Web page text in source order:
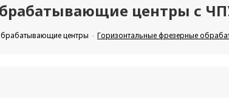
центры с
центры Горизонтальные фрезерные